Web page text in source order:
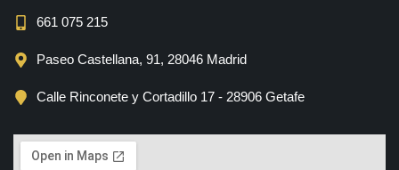
661 075 215
Paseo Castellana, 91, 28046 Madrid
Calle Rinconete y Cortadillo 17 - 28906 Getafe